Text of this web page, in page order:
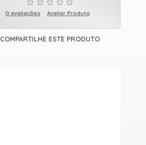
0 avaliações Avaliar Produto
COMPARTILHE ESTE PRODUTO